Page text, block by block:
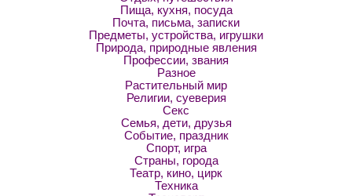
Пища, кухня, посуда
Почта, письма, записки
Предметы, устройства, игрушки
Природа, природные явления
Профессии, звания
Разное
Растительный мир
Религии, суеверия
Секс
Семья, дети, друзья
Событие, праздник
Спорт, игра
Страны, города
Театр, кино, цирк
Техника